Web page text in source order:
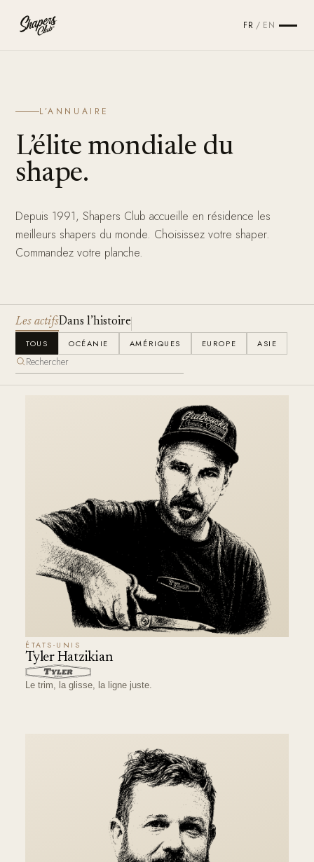
FR / EN
L’ANNUAIRE
L’élite mondiale du
shape.
Depuis 1991, Shapers Club accueille en résidence les
meilleurs shapers du monde. Choisissez votre shaper.
Commandez votre planche.
Les actifsDans l’histoire
TOUS OCÉANIE AMÉRIQUES EUROPE ASIE
ÉTATS-UNIS
Tyler Hatzikian
Le trim, la glisse, la ligne juste.